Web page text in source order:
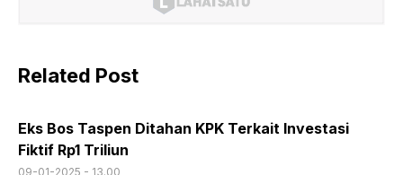
Related Post
Eks Bos Taspen Ditahan KPK Terkait Investasi
Fiktif Rp1 Triliun
09-01-2025 - 13.00